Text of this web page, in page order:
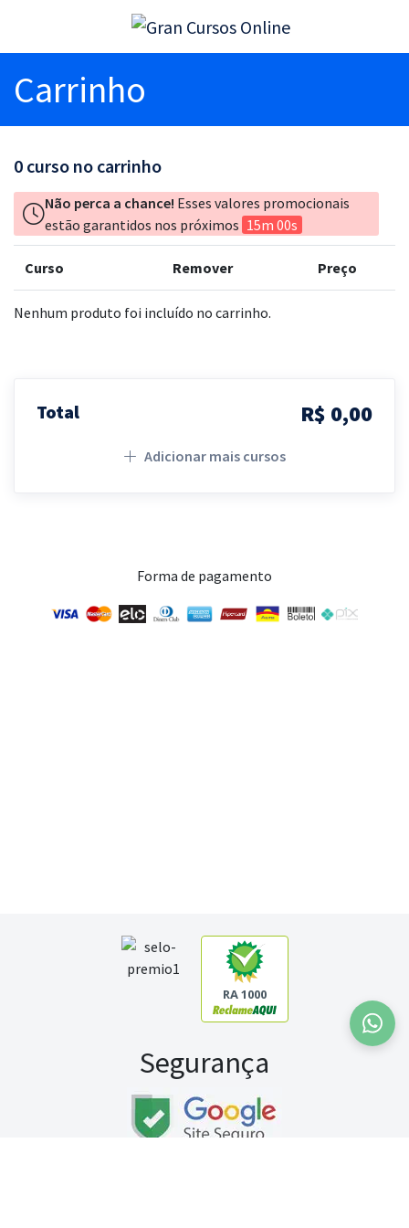
Carrinho
0 curso no carrinho
Não perca a chance! Esses valores promocionais
estão garantidos nos próximos 15m 00s
Curso Remover Preço
Nenhum produto foi incluído no carrinho.
Total R$ 0,00
Adicionar mais cursos
Forma de pagamento
RA 1000
Segurança